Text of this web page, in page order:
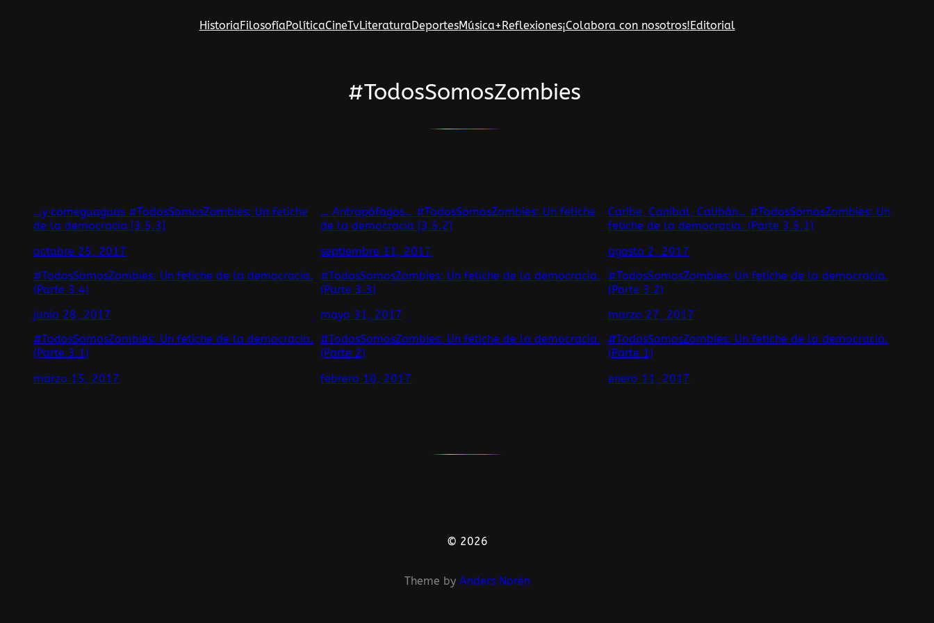
HistoriaFilosofíaPolíticaCineTvLiteraturaDeportesMúsica+Reflexiones¡Colabora con nosotros!Editorial
#TodosSomosZombies
…y comeguaguas #TodosSomosZombies: Un fetiche
de la democracia [3.5.3]
octubre 25, 2017
… Antropófagos… #TodosSomosZombies: Un fetiche
de la democracia [3.5.2]
septiembre 11, 2017
Caribe, Caníbal, Calibán… #TodosSomosZombies: Un
fetiche de la democracia. (Parte 3.5.1)
agosto 2, 2017
#TodosSomosZombies: Un fetiche de la democracia.
(Parte 3.4)
junio 28, 2017
#TodosSomosZombies: Un fetiche de la democracia.
(Parte 3.3)
mayo 31, 2017
#TodosSomosZombies: Un fetiche de la democracia.
(Parte 3.2)
marzo 27, 2017
#TodosSomosZombies: Un fetiche de la democracia.
(Parte 3.1)
marzo 15, 2017
#TodosSomosZombies: Un fetiche de la democracia.
(Parte 2)
febrero 10, 2017
#TodosSomosZombies: Un fetiche de la democracia.
(Parte 1)
enero 11, 2017
© 2026
Theme by Anders Norén